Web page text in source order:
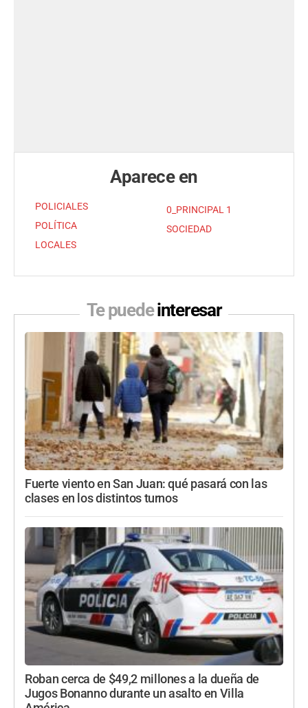
Aparece en
POLICIALES
POLÍTICA
LOCALES
0_PRINCIPAL 1
SOCIEDAD
Te puedeinteresar
Fuerte viento en San Juan: qué pasará con las
clases en los distintos turnos
Roban cerca de $49,2 millones a la dueña de
Jugos Bonanno durante un asalto en Villa